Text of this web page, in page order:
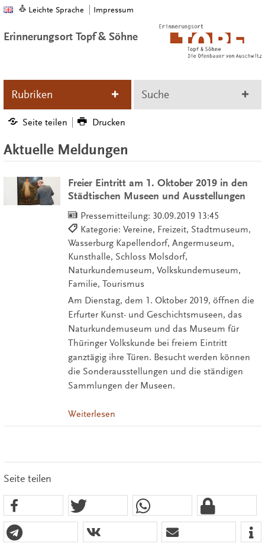
Leichte Sprache Impressum
Erinnerungsort Topf & Söhne
Rubriken Suche
Seite teilen Drucken
Aktuelle Meldungen
Freier Eintritt am 1. Oktober 2019 in den
Städtischen Museen und Ausstellungen
Pressemitteilung: 30.09.2019 13:45
Kategorie: Vereine, Freizeit, Stadtmuseum,
Wasserburg Kapellendorf, Angermuseum,
Kunsthalle, Schloss Molsdorf,
Naturkundemuseum, Volkskundemuseum,
Familie, Tourismus
Am Dienstag, dem 1. Oktober 2019, öffnen die
Erfurter Kunst- und Geschichtsmuseen, das
Naturkundemuseum und das Museum für
Thüringer Volkskunde bei freiem Eintritt
ganztägig ihre Türen. Besucht werden können
die Sonderausstellungen und die ständigen
Sammlungen der Museen.
Weiterlesen
Seite teilen